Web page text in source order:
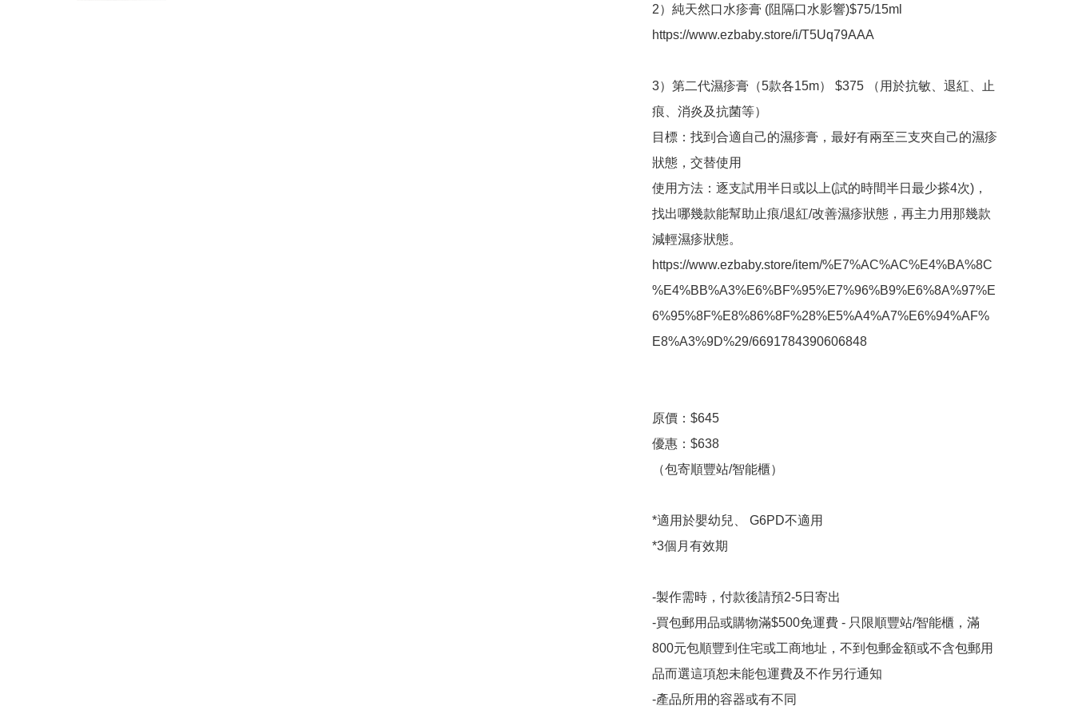
2）純天然口水疹膏 (阻隔口水影響)$75/15ml
https://www.ezbaby.store/i/T5Uq79AAA
3）第二代濕疹膏（5款各15m） $375 （用於抗敏、退紅、止
痕、消炎及抗菌等）
目標：找到合適自己的濕疹膏，最好有兩至三支夾自己的濕疹
狀態，交替使用
使用方法：逐支試用半日或以上(試的時間半日最少搽4次)，
找出哪幾款能幫助止痕/退紅/改善濕疹狀態，再主力用那幾款
減輕濕疹狀態。
https://www.ezbaby.store/item/%E7%AC%AC%E4%BA%8C
%E4%BB%A3%E6%BF%95%E7%96%B9%E6%8A%97%E
6%95%8F%E8%86%8F%28%E5%A4%A7%E6%94%AF%
E8%A3%9D%29/6691784390606848
原價：$645
優惠：$638
（包寄順豐站/智能櫃）
*適用於嬰幼兒、 G6PD不適用
*3個月有效期
-製作需時，付款後請預2-5日寄出
-買包郵用品或購物滿$500免運費 - 只限順豐站/智能櫃，滿
800元包順豐到住宅或工商地址，不到包郵金額或不含包郵用
品而選這項恕未能包運費及不作另行通知
-產品所用的容器或有不同